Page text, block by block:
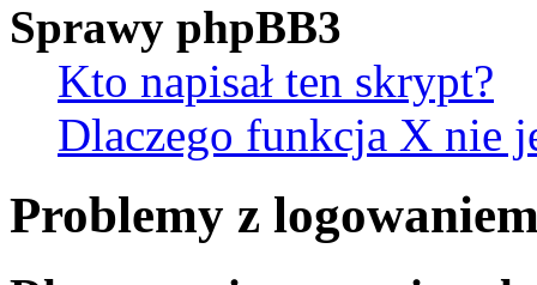
Sprawy phpBB3
Kto napisał ten skrypt?
Dlaczego funkcja X nie
Problemy z